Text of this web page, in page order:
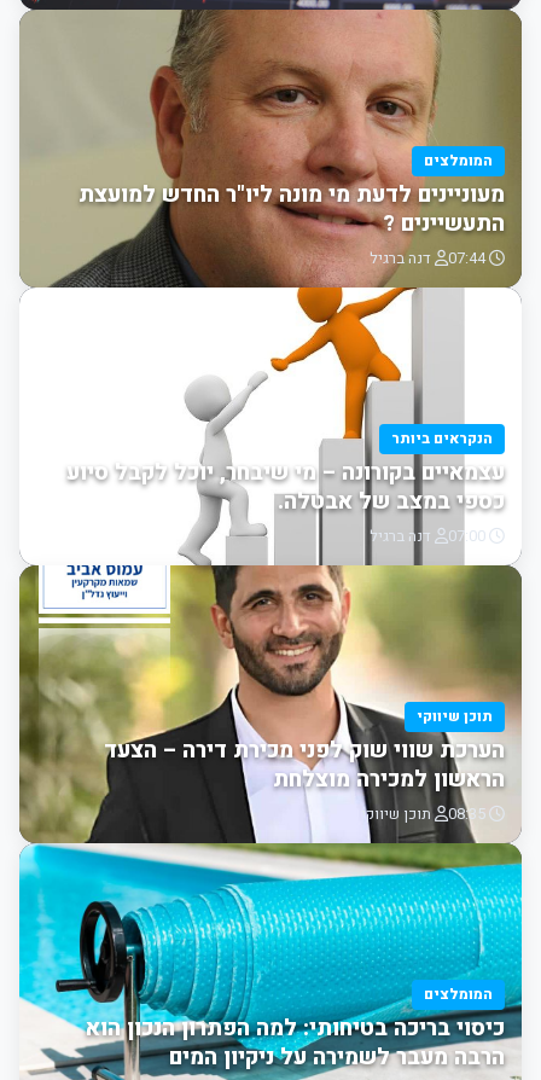
המומלצים
מעוניינים לדעת מי מונה ליו"ר החדש למועצת
התעשיינים ?
07:44 דנה ברגיל
הנקראים ביותר
עצמאיים בקורונה – מי שיבחר, יוכל לקבל סיוע
כספי במצב של אבטלה.
דנה ברגיל
תוכן שיווקי
הערכת שווי שוק לפני מכירת דירה – הצעד
הראשון למכירה מוצלחת
תוכן שיווקי
המומלצים
כיסוי בריכה בטיחותי: למה הפתרון הנכון הוא
הרבה מעבר לשמירה על ניקיון המים